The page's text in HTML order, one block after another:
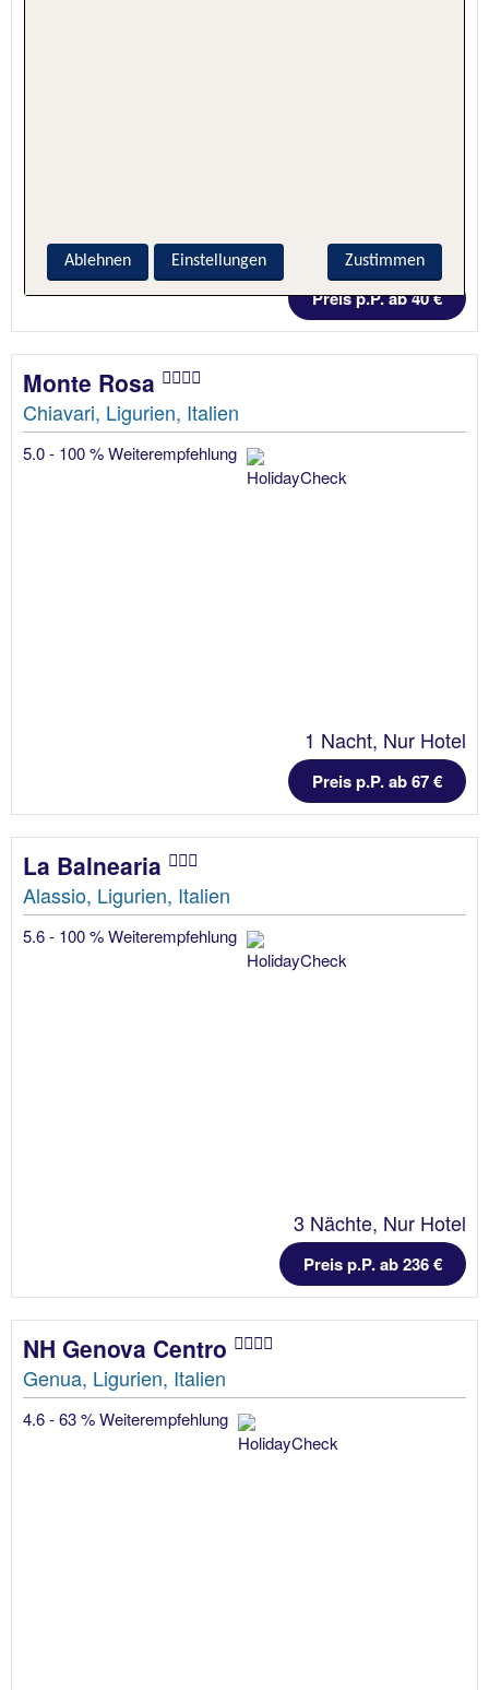
1 Nacht, Nur Hotel
Preis p.P. ab 40 €
Monte Rosa
Chiavari, Ligurien, Italien
5.0 - 100 % Weiterempfehlung
1 Nacht, Nur Hotel
Preis p.P. ab 67 €
La Balnearia
Alassio, Ligurien, Italien
5.6 - 100 % Weiterempfehlung
3 Nächte, Nur Hotel
Preis p.P. ab 236 €
NH Genova Centro
Genua, Ligurien, Italien
4.6 - 63 % Weiterempfehlung
Zustimmen
Ablehnen Einstellungen